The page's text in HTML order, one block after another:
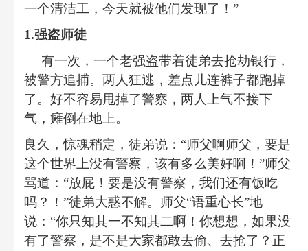
一个清洁工，今天就被他们发现了！ ”
1.强盗师徒
有一次，一个老强盗带着徒弟去抢劫银行，
被警方追捕。两人狂逃，差点儿连裤子都跑掉
了。好不容易甩掉了警察，两人上气不接下
气，瘫倒在地上。
良久，惊魂稍定，徒弟说： “师父啊师父，要是
这个世界上没有警察，该有多么美好啊！ ”师父
骂道： “放屁！要是没有警察，我们还有饭吃
吗？！ ”徒弟大惑不解。师父“语重心长”地
说： “你只知其一不知其二啊！你想想，如果没
有了警察，是不是大家都敢去偷、去抢了？正